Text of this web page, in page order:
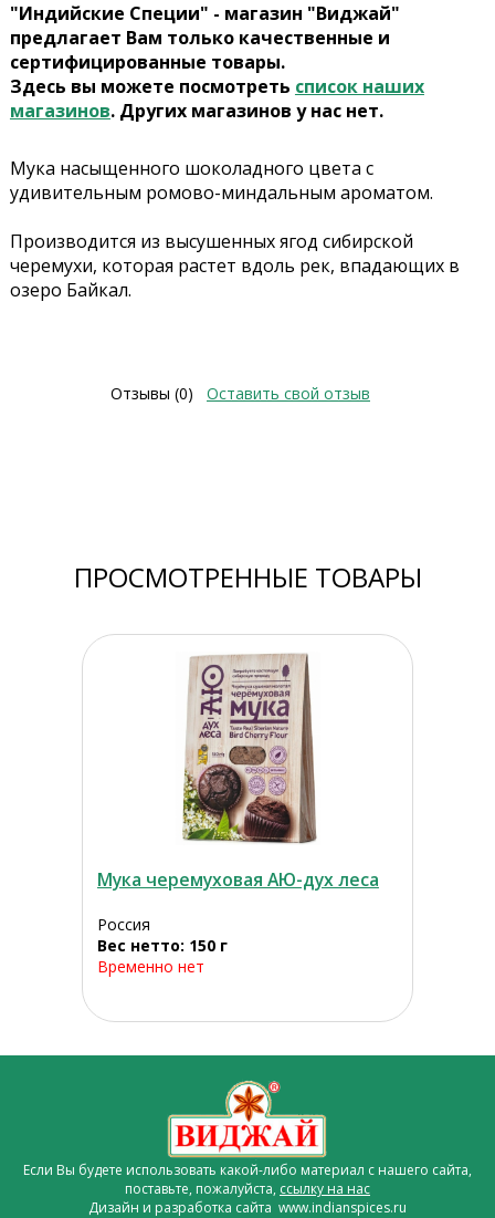
"Индийские Специи" - магазин "Виджай"
предлагает Вам только качественные и
сертифицированные товары.
Здесь вы можете посмотреть список наших
магазинов. Других магазинов у нас нет.
Мука насыщенного шоколадного цвета с
удивительным ромово-миндальным ароматом.
Производится из высушенных ягод сибирской
черемухи, которая растет вдоль рек, впадающих в
озеро Байкал.
Отзывы (0) Оставить свой отзыв
ПРОСМОТРЕННЫЕ ТОВАРЫ
Мука черемуховая АЮ-дух леса
Россия
Вес нетто: 150 г
Временно нет
Если Вы будете использовать какой-либо материал с нашего сайта,
поставьте, пожалуйста, ссылку на нас
Дизайн и разработка сайта www.indianspices.ru